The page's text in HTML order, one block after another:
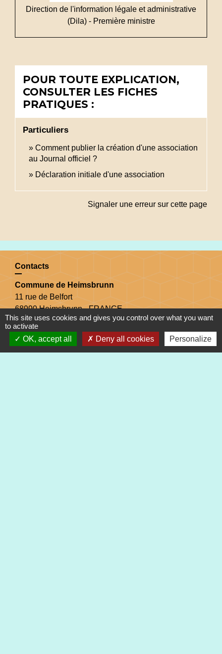
Direction de l'information légale et administrative
(Dila) - Première ministre
POUR TOUTE EXPLICATION,
CONSULTER LES FICHES
PRATIQUES :
Particuliers
Comment publier la création d'une association
au Journal officiel ?
Déclaration initiale d'une association
Signaler une erreur sur cette page
Contacts
Commune de Heimsbrunn
11 rue de Belfort
68990 Heimsbrunn - FRANCE
+33 3 89 81 90 34
Mail : mairie@heimsbrunn.fr
This site uses cookies and gives you control over what you want
to activate
OK, accept all
Deny all cookies Personalize